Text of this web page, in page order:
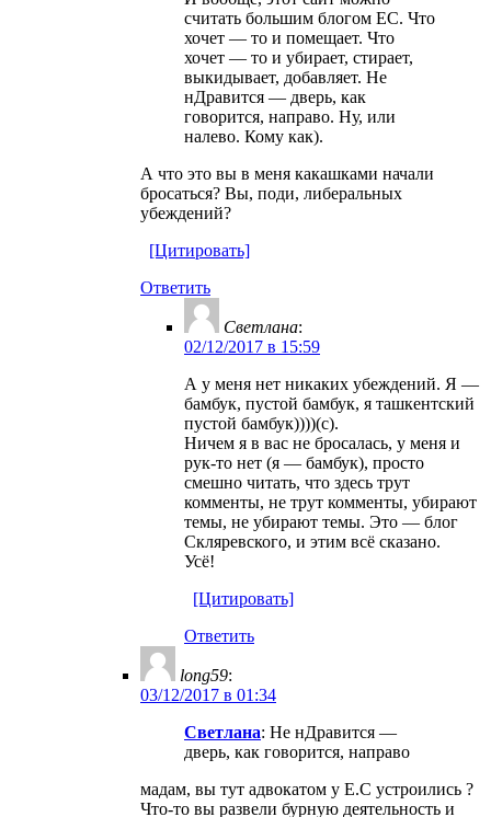
считать большим блогом ЕС. Что
хочет — то и помещает. Что
хочет — то и убирает, стирает,
выкидывает, добавляет. Не
нДравится — дверь, как
говорится, направо. Ну, или
налево. Кому как).
А что это вы в меня какашками начали
бросаться? Вы, поди, либеральных
убеждений?
[Цитировать]
Ответить
Светлана:
02/12/2017 в 15:59
А у меня нет никаких убеждений. Я —
бамбук, пустой бамбук, я ташкентский
пустой бамбук))))(с).
Ничем я в вас не бросалась, у меня и
рук-то нет (я — бамбук), просто
смешно читать, что здесь трут
комменты, не трут комменты, убирают
темы, не убирают темы. Это — блог
Скляревского, и этим всё сказано.
Усё!
[Цитировать]
Ответить
long59:
03/12/2017 в 01:34
Светлана: Не нДравится —
дверь, как говорится, направо
мадам, вы тут адвокатом у Е.С устроились ?
Что-тo вы развели бурную деятельность и